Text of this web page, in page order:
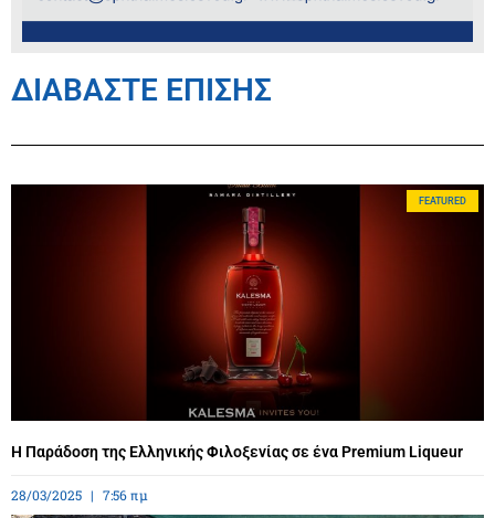
ΔΙΑΒΑΣΤΕ ΕΠΙΣΗΣ
FEATURED
Η Παράδοση της Ελληνικής Φιλοξενίας σε ένα Premium Liqueur
28/03/2025 7:56 πμ